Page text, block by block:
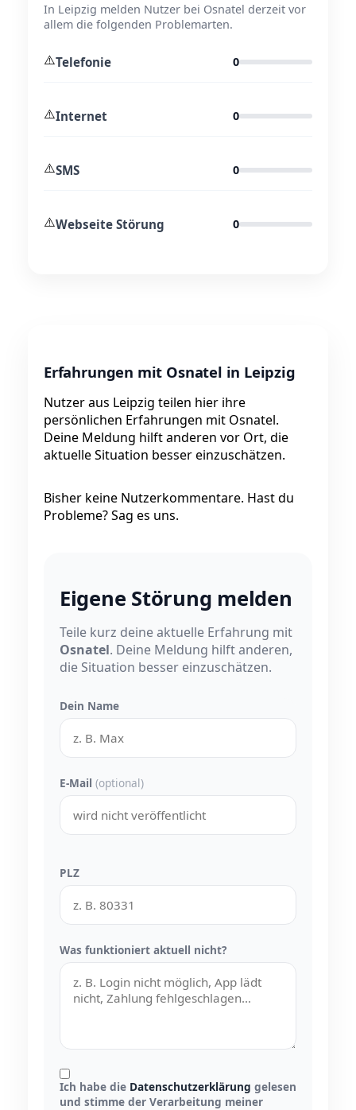
In Leipzig melden Nutzer bei Osnatel derzeit vor
allem die folgenden Problemarten.
⚠️Telefonie 0
⚠️Internet 0
⚠️SMS 0
⚠️Webseite Störung 0
Erfahrungen mit Osnatel in Leipzig
Nutzer aus Leipzig teilen hier ihre
persönlichen Erfahrungen mit Osnatel.
Deine Meldung hilft anderen vor Ort, die
aktuelle Situation besser einzuschätzen.
Bisher keine Nutzerkommentare. Hast du
Probleme? Sag es uns.
Eigene Störung melden
Teile kurz deine aktuelle Erfahrung mit
Osnatel. Deine Meldung hilft anderen,
die Situation besser einzuschätzen.
Dein Name
E-Mail (optional)
PLZ
Was funktioniert aktuell nicht?
Ich habe die Datenschutzerklärung gelesen
und stimme der Verarbeitung meiner